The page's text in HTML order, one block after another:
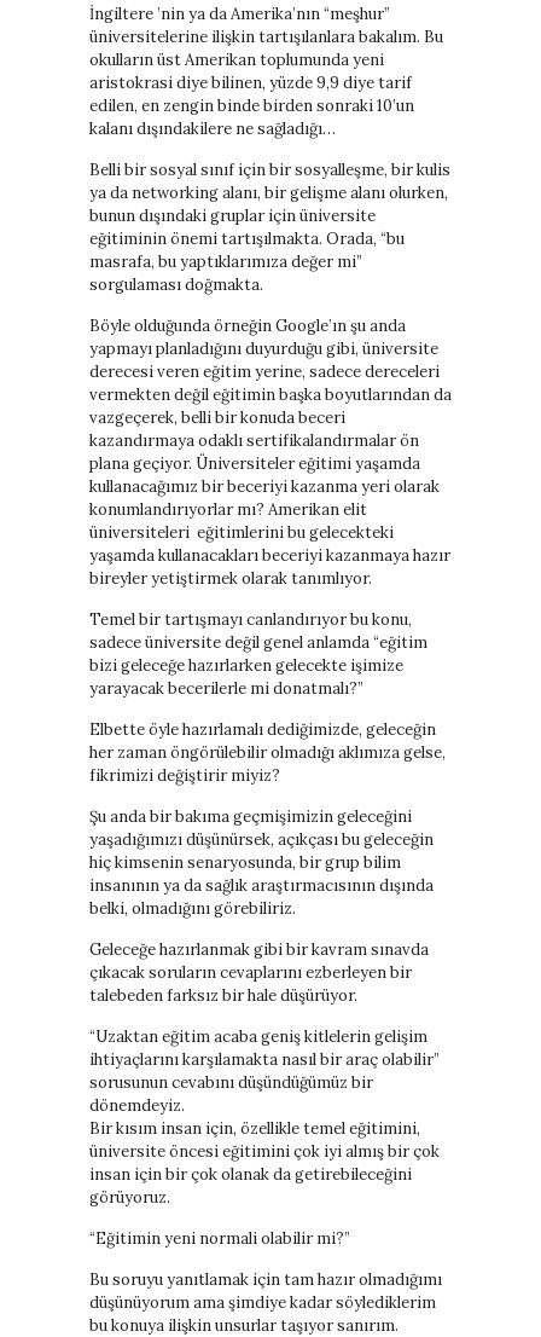
İngiltere ’nin ya da Amerika’nın “meşhur”
üniversitelerine ilişkin tartışılanlara bakalım. Bu
okulların üst Amerikan toplumunda yeni
aristokrasi diye bilinen, yüzde 9,9 diye tarif
edilen, en zengin binde birden sonraki 10’un
kalanı dışındakilere ne sağladığı…
Belli bir sosyal sınıf için bir sosyalleşme, bir kulis
ya da networking alanı, bir gelişme alanı olurken,
bunun dışındaki gruplar için üniversite
eğitiminin önemi tartışılmakta. Orada, “bu
masrafa, bu yaptıklarımıza değer mi”
sorgulaması doğmakta.
Böyle olduğunda örneğin Google’ın şu anda
yapmayı planladığını duyurduğu gibi, üniversite
derecesi veren eğitim yerine, sadece dereceleri
vermekten değil eğitimin başka boyutlarından da
vazgeçerek, belli bir konuda beceri
kazandırmaya odaklı sertifikalandırmalar ön
plana geçiyor. Üniversiteler eğitimi yaşamda
kullanacağımız bir beceriyi kazanma yeri olarak
konumlandırıyorlar mı? Amerikan elit
üniversiteleri eğitimlerini bu gelecekteki
yaşamda kullanacakları beceriyi kazanmaya hazır
bireyler yetiştirmek olarak tanımlıyor.
Temel bir tartışmayı canlandırıyor bu konu,
sadece üniversite değil genel anlamda “eğitim
bizi geleceğe hazırlarken gelecekte işimize
yarayacak becerilerle mi donatmalı?”
Elbette öyle hazırlamalı dediğimizde, geleceğin
her zaman öngörülebilir olmadığı aklımıza gelse,
fikrimizi değiştirir miyiz?
Şu anda bir bakıma geçmişimizin geleceğini
yaşadığımızı düşünürsek, açıkçası bu geleceğin
hiç kimsenin senaryosunda, bir grup bilim
insanının ya da sağlık araştırmacısının dışında
belki, olmadığını görebiliriz.
Geleceğe hazırlanmak gibi bir kavram sınavda
çıkacak soruların cevaplarını ezberleyen bir
talebeden farksız bir hale düşürüyor.
“Uzaktan eğitim acaba geniş kitlelerin gelişim
ihtiyaçlarını karşılamakta nasıl bir araç olabilir”
sorusunun cevabını düşündüğümüz bir
dönemdeyiz.
Bir kısım insan için, özellikle temel eğitimini,
üniversite öncesi eğitimini çok iyi almış bir çok
insan için bir çok olanak da getirebileceğini
görüyoruz.
“Eğitimin yeni normali olabilir mi?”
Bu soruyu yanıtlamak için tam hazır olmadığımı
düşünüyorum ama şimdiye kadar söylediklerim
bu konuya ilişkin unsurlar taşıyor sanırım.